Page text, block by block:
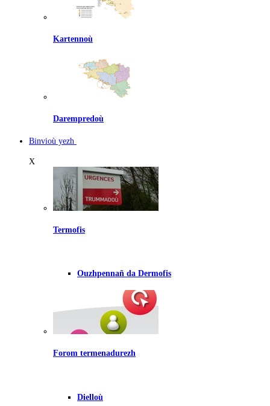
Kartennoù
Darempredoù
Binvioù yezh
X
Termofis
Ouzhpennañ da Dermofis
Forom termenadurezh
Dielloù